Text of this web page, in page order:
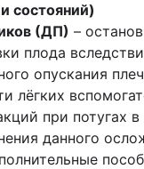
состояний)
(ДП) –
плода
опускания
лёгких
при потугах в
данного